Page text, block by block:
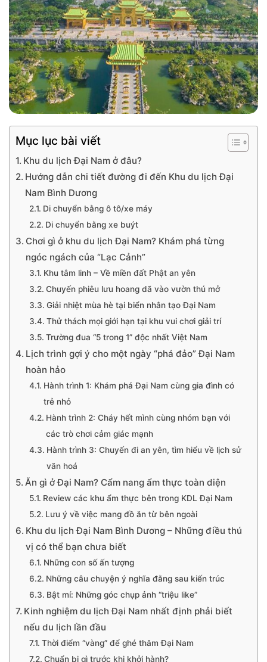
Mục lục bài viết
Khu du lịch Đại Nam ở đâu?
Hướng dẫn chi tiết đường đi đến Khu du lịch Đại
Nam Bình Dương
Di chuyển bằng ô tô/xe máy
Di chuyển bằng xe buýt
Chơi gì ở khu du lịch Đại Nam? Khám phá từng
ngóc ngách của “Lạc Cảnh”
Khu tâm linh – Về miền đất Phật an yên
Chuyến phiêu lưu hoang dã vào vườn thú mở
Giải nhiệt mùa hè tại biển nhân tạo Đại Nam
Thử thách mọi giới hạn tại khu vui chơi giải trí
Trường đua “5 trong 1” độc nhất Việt Nam
Lịch trình gợi ý cho một ngày “phá đảo” Đại Nam
hoàn hảo
Hành trình 1: Khám phá Đại Nam cùng gia đình có
trẻ nhỏ
Hành trình 2: Cháy hết mình cùng nhóm bạn với
các trò chơi cảm giác mạnh
Hành trình 3: Chuyến đi an yên, tìm hiểu về lịch sử
văn hoá
Ăn gì ở Đại Nam? Cẩm nang ẩm thực toàn diện
Review các khu ẩm thực bên trong KDL Đại Nam
Lưu ý về việc mang đồ ăn từ bên ngoài
Khu du lịch Đại Nam Bình Dương – Những điều thú
vị có thể bạn chưa biết
Những con số ấn tượng
Những câu chuyện ý nghĩa đằng sau kiến trúc
Bật mí: Những góc chụp ảnh “triệu like”
Kinh nghiệm du lịch Đại Nam nhất định phải biết
nếu du lịch lần đầu
Thời điểm “vàng” để ghé thăm Đại Nam
Chuẩn bị gì trước khi khởi hành?